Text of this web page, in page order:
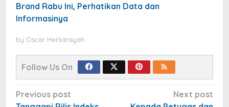
Brand Rabu Ini, Perhatikan Data dan
Informasinya
by Oscar Herliansyah
Follow Us On
Post
Previous post
Next post